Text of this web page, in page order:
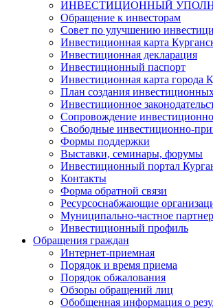
ИНВЕСТИЦИОННЫЙ
Обращение к инвесторам
Совет по улучшению
Инвестиционная карта
Инвестиционная декларация
Инвестиционный паспорт
Инвестиционная карта города
План создания
Инвестиционное
Сопровождение
Свободные инвестиционно-
Формы поддержки
Выставки, семинары, форумы
Инвестиционный портал
Контакты
Форма обратной связи
Ресурсоснабжающие
Муниципально-частное
Инвестиционный профиль
Обращения граждан
Интернет-приемная
Порядок и время приема
Порядок обжалования
Обзоры обращений лиц
Обобщенная информация о